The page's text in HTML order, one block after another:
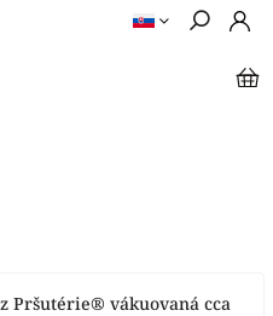
z Pršutérie® vákuovaná cca